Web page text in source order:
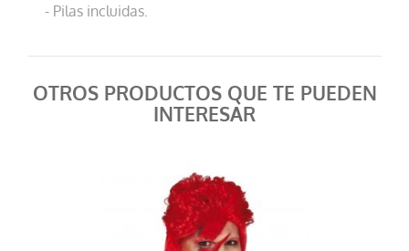
- Pilas incluidas.
OTROS PRODUCTOS QUE TE PUEDEN
INTERESAR